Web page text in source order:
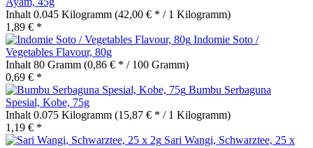
Inhalt 0.045 Kilogramm (42,00 € * / 1 Kilogramm)
1,89 € *
Indomie Soto /
Vegetables Flavour, 80g
Inhalt 80 Gramm (0,86 € * / 100 Gramm)
0,69 € *
Bumbu Serbaguna
Spesial, Kobe, 75g
Inhalt 0.075 Kilogramm (15,87 € * / 1 Kilogramm)
1,19 € *
Sari Wangi, Schwarztee, 25 x